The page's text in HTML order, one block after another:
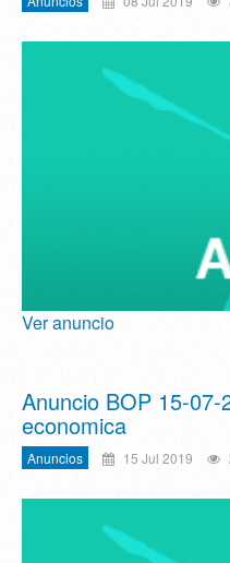
Ver anuncio
Anuncio BOP 15-
economica
Anuncios 15 Jul 2019